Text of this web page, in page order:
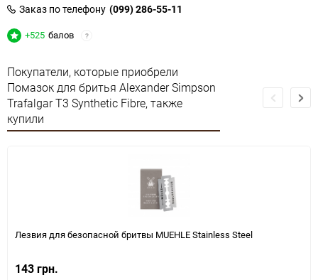
Заказ по телефону (099) 286-55-11
+525 балов ?
Покупатели, которые приобрели
Помазок для бритья Alexander Simpson
Trafalgar T3 Synthetic Fibre, также
купили
Лезвия для безопасной бритвы MUEHLE Stainless Steel
143 грн.